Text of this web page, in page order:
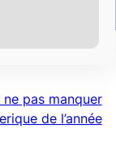
pas manquer
de l’année